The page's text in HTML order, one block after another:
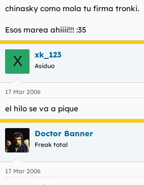
chinasky como mola tu firma tronki.
Esos marea ahiiii!!! :35
X xk_123
Asiduo
17 Mar 2006
el hilo se va a pique
Doctor Banner
Freak total
17 Mar 2006